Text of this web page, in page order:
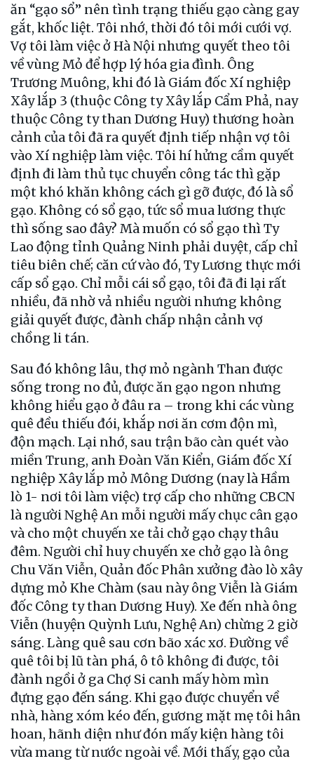
ăn “gạo sổ” nên tình trạng thiếu gạo càng gay
gắt, khốc liệt. Tôi nhớ, thời đó tôi mới cưới vợ.
Vợ tôi làm việc ở Hà Nội nhưng quyết theo tôi
về vùng Mỏ để hợp lý hóa gia đình. Ông
Trương Muông, khi đó là Giám đốc Xí nghiệp
Xây lắp 3 (thuộc Công ty Xây lắp Cẩm Phả, nay
thuộc Công ty than Dương Huy) thương hoàn
cảnh của tôi đã ra quyết định tiếp nhận vợ tôi
vào Xí nghiệp làm việc. Tôi hí hửng cầm quyết
định đi làm thủ tục chuyển công tác thì gặp
một khó khăn không cách gì gỡ được, đó là sổ
gạo. Không có sổ gạo, tức sổ mua lương thực
thì sống sao đây? Mà muốn có sổ gạo thì Ty
Lao động tỉnh Quảng Ninh phải duyệt, cấp chỉ
tiêu biên chế; căn cứ vào đó, Ty Lương thực mới
cấp sổ gạo. Chỉ mỗi cái sổ gạo, tôi đã đi lại rất
nhiều, đã nhờ vả nhiều người nhưng không
giải quyết được, đành chấp nhận cảnh vợ
chồng li tán.
Sau đó không lâu, thợ mỏ ngành Than được
sống trong no đủ, được ăn gạo ngon nhưng
không hiểu gạo ở đâu ra – trong khi các vùng
quê đều thiếu đói, khắp nơi ăn cơm độn mì,
độn mạch. Lại nhớ, sau trận bão càn quét vào
miền Trung, anh Đoàn Văn Kiển, Giám đốc Xí
nghiệp Xây lắp mỏ Mông Dương (nay là Hầm
lò 1- nơi tôi làm việc) trợ cấp cho những CBCN
là người Nghệ An mỗi người mấy chục cân gạo
và cho một chuyến xe tải chở gạo chạy thâu
đêm. Người chỉ huy chuyến xe chở gạo là ông
Chu Văn Viễn, Quản đốc Phân xưởng đào lò xây
dựng mỏ Khe Chàm (sau này ông Viễn là Giám
đốc Công ty than Dương Huy). Xe đến nhà ông
Viễn (huyện Quỳnh Lưu, Nghệ An) chừng 2 giờ
sáng. Làng quê sau cơn bão xác xơ. Đường về
quê tôi bị lũ tàn phá, ô tô không đi được, tôi
đành ngồi ở ga Chợ Si canh mấy hòm mìn
đựng gạo đến sáng. Khi gạo được chuyển về
nhà, hàng xóm kéo đến, gương mặt mẹ tôi hân
hoan, hãnh diện như đón mấy kiện hàng tôi
vừa mang từ nước ngoài về. Mới thấy, gạo của